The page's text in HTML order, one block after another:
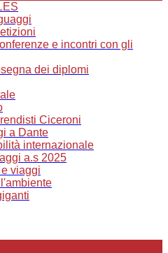
e incontri con gli
dei diplomi
Ciceroni
a Dante
internazionale
a.s 2025
viaggi